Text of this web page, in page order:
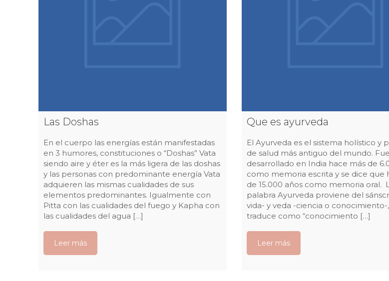
Las Doshas
En el cuerpo las energías están manifestadas
en 3 humores, constituciones o “Doshas” Vata
siendo aire y éter es la más ligera de las doshas
y las personas con predominante energía Vata
adquieren las mismas cualidades de sus
elementos predominantes. Igualmente con
Pitta con las cualidades del fuego y Kapha con
las cualidades del agua […]
Leer más
Que es ayurveda
El Ayurveda es el sistema holístico y
de salud más antiguo del mundo. Fue
desarrollado en India hace más de
como memoria escrita y se dice que
de 15.000 años como memoria oral.
palabra Ayurveda proviene del
vida- y veda -ciencia o conocimiento-
traduce como “conocimiento […]
Leer más